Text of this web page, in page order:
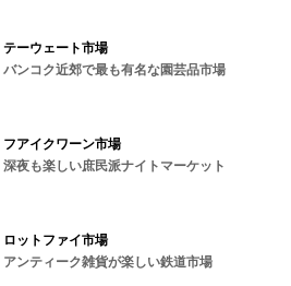
テーウェート市場
バンコク近郊で最も有名な園芸品市場
フアイクワーン市場
深夜も楽しい庶民派ナイトマーケット
ロットファイ市場
アンティーク雑貨が楽しい鉄道市場